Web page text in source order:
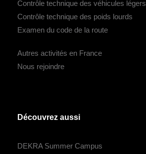
Contrôle technique des véhicules légers
Contrôle technique des poids lourds
Examen du code de la route
Autres activités en France
Nous rejoindre
Découvrez aussi
DEKRA Summer Campus